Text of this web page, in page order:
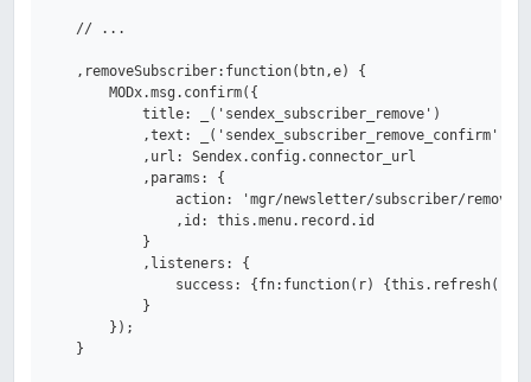
    // ...
    ,removeSubscriber:function(btn,e) {
        MODx.msg.confirm({
            title: _('sendex_subscriber_remove')
            ,text: _('sendex_subscriber_remove_confirm')
            ,url: Sendex.config.connector_url
            ,params: {
                action: 'mgr/newsletter/subscriber/remove'
                ,id: this.menu.record.id
            }
            ,listeners: {
success: {fn:function(r)
            }
        });
    }